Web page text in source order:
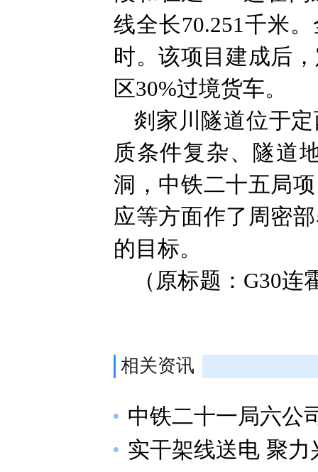
线全长70.251千米
时。该项目建成后
区30%过境货车。
剡家川隧道位于
质条件复杂、隧道
洞，中铁二十五局
应等方面作了周密
的目标。
（原标题：G30
相关资讯
中铁二十一局六公
实干架线送电 聚力